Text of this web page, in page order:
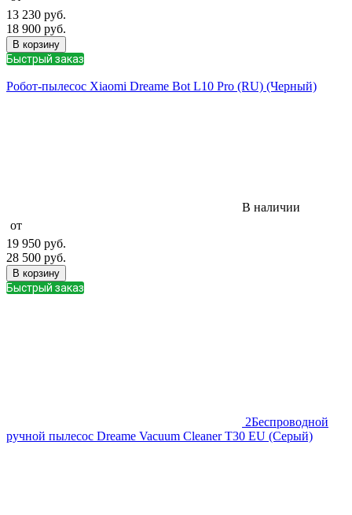
13 230 руб.
18 900 руб.
В корзину
Быстрый заказ
Робот-пылесос Xiaomi Dreame Bot L10 Pro (RU) (Черный)
В наличии
от
19 950 руб.
28 500 руб.
В корзину
Быстрый заказ
2Беспроводной
ручной пылесос Dreame Vacuum Cleaner T30 EU (Серый)